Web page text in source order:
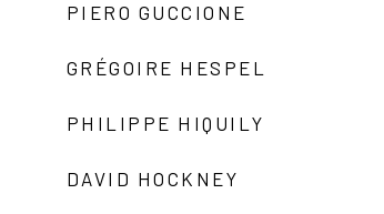
PIERO GUCCIONE
GRÉGOIRE HESPEL
PHILIPPE HIQUILY
DAVID HOCKNEY